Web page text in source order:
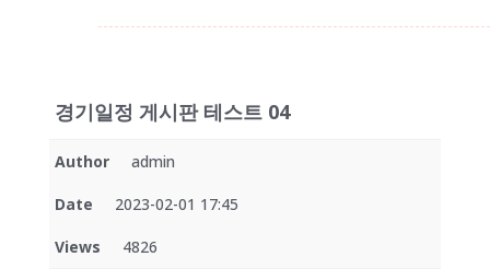
경기일정 게시판 테스트 04
Author admin
Date 2023-02-01 17:45
Views 4826